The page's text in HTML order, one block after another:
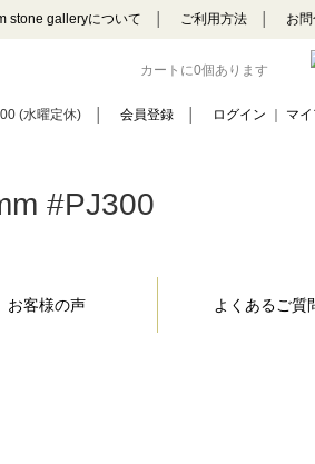
stone galleryについて ご利用方法 お
カートに0個あります
(水曜定休) 会員登録 ログイン ｜ マ
#PJ300
お客様の声 よくあるご質